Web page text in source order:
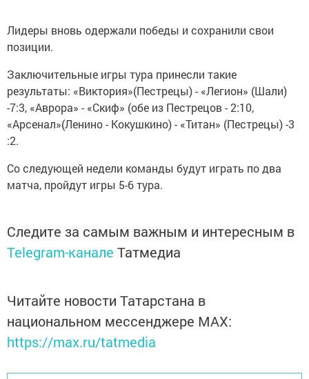
Лидеры вновь одержали победы и сохранили свои
позиции.
Заключительные игры тура принесли такие
результаты: «Виктория»(Пестрецы) - «Легион» (Шали)
-7:3, «Аврора» - «Скиф» (обе из Пестрецов - 2:10,
«Арсенал»(Ленино - Кокушкино) - «Титан» (Пестрецы) -3
:2.
Со следующей недели команды будут играть по два
матча, пройдут игры 5-6 тура.
Следите за самым важным и интересным в
Telegram-канале Татмедиа
Читайте новости Татарстана в
национальном мессенджере MАХ:
https://max.ru/tatmedia